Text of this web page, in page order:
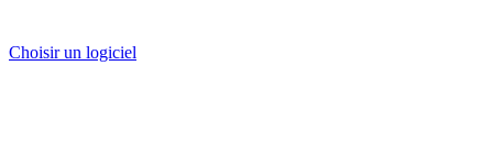
Choisir un logiciel